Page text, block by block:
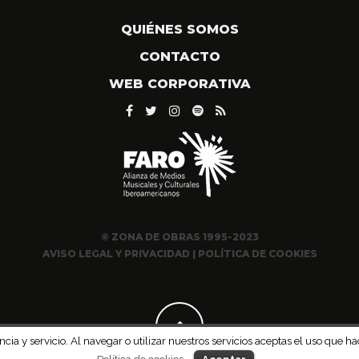
QUIÉNES SOMOS
CONTACTO
WEB CORPORATIVA
© ZONA DE OBRAS 1995-2023
AVISO LEGAL Y PRIVACIDAD | POLÍTICA DE COOKIES
y servicio. Al navegar o utilizar nuestros servicios aceptas el uso que